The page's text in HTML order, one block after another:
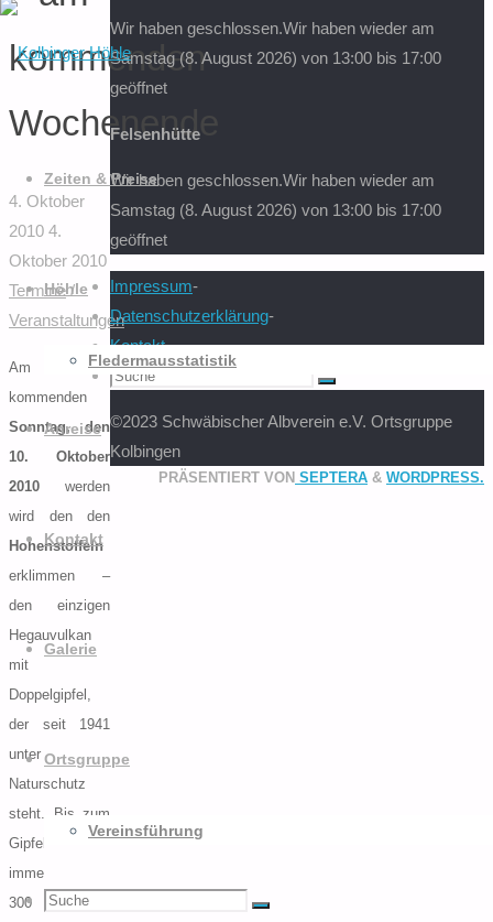
Zum
springen
Zeiten & Preise
Höhle
Fledermausstatistik
Anreise
Kontakt
Galerie
Ortsgruppe
Vereinsführung
Suche
Suchen
Suche
kommenden
Wochenende
4. Oktober
2010 4.
Oktober 2010
Termine/
Veranstaltungen
Am
kommenden
Sonntag, den
10. Oktober
2010 werden
wird den den
Hohenstoffeln
erklimmen –
den einzigen
Hegauvulkan
mit
Doppelgipfel,
der seit 1941
unter
Naturschutz
steht. Bis zum
Gipfel sind
immerhin fast
300
Wir haben geschlossen.Wir haben wieder am
Samstag (8. August 2026) von 13:00 bis 17:00
geöffnet
Felsenhütte
Wir haben geschlossen.Wir haben wieder am
Samstag (8. August 2026) von 13:00 bis 17:00
geöffnet
Impressum-
Datenschutzerklärung-
Kontakt-
Suchen
Suche
©2023 Schwäbischer Albverein e.V. Ortsgruppe
Kolbingen
PRÄSENTIERT VON SEPTERA & WORDPRESS.